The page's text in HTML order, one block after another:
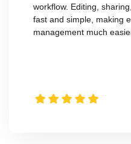
workflow. Editing,
fast and simple, making
management much